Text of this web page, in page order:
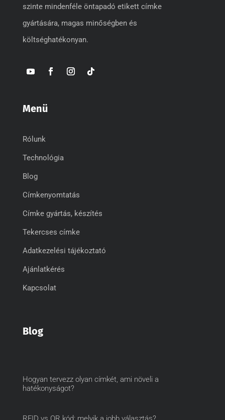
szinte mindenféle öntapadó etikett címke
gyártására, magas minőségben és
költséghatékonyan.
Menü
Rólunk
Technológia
Blog
Címkenyomtatás
Címke gyártás, készítés
Tekercses címke
Adatkezelési tájékoztató
Ajánlatkérés
Kapcsolat
Blog
Hogyan tervezz olyan címkét, ami növeli a
hatékonyságot?